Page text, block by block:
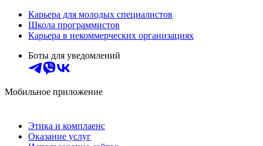
Карьера для молодых специалистов
Школа программистов
Карьера в некоммерческих организациях
Боты для уведомлений
Мобильное приложение
Этика и комплаенс
Оказание услуг